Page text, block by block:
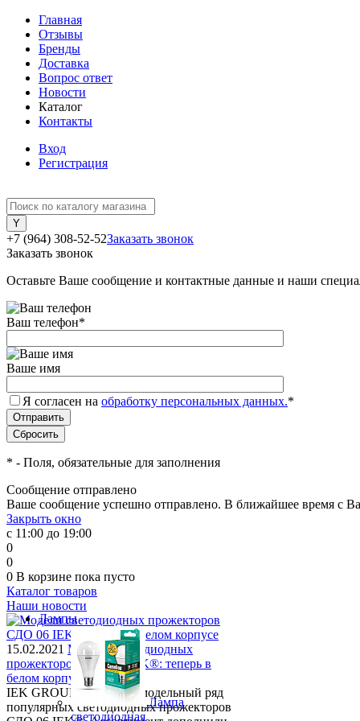
Главная
Отзывы
Бренды
Доставка
Вопрос ответ
Новости
Каталог
Контакты
Вход
Регистрация
+7 (964) 308-52-52Заказать звонок
Заказать звонок
Оставьте Ваше сообщение и контактные данные и наши
Ваш телефон*
Ваше имя
Я согласен на обработку персональных данных.*
* - Поля, обязательные для заполнения
Сообщение отправлено
Ваше сообщение успешно отправлено. В ближайшее время с
Закрыть окно
с 11:00 до 19:00
0
0
0 В корзине пока пусто
Каталог товаров
Лампы
Лампа
светодиодная
Наши новости
15.02.2021 Модели светодиодных
прожекторов СДО 06 IEK®: теперь в
белом корпусе
IEK GROUP расширяет модельный ряд
популярных светодиодных прожекторов